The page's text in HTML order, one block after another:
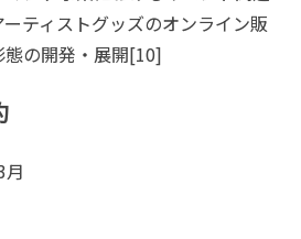
ティストグッズのオンライン販
の開発・展開[10]
月